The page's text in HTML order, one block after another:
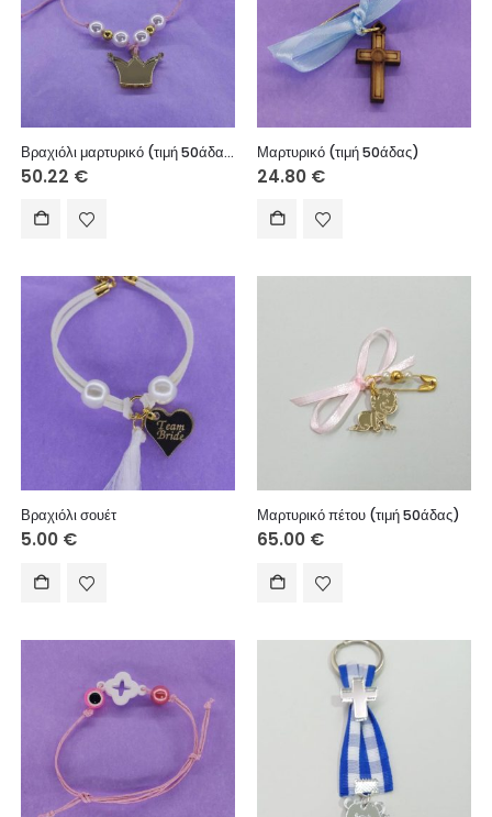
Βραχιόλι μαρτυρικό (τιμή 50άδας) – θέμα επιλογής σας
50.22 €
Μαρτυρικό (τιμή 50άδας)
24.80 €
Βραχιόλι σουέτ
5.00 €
Μαρτυρικό πέτου (τιμή 50άδας)
65.00 €